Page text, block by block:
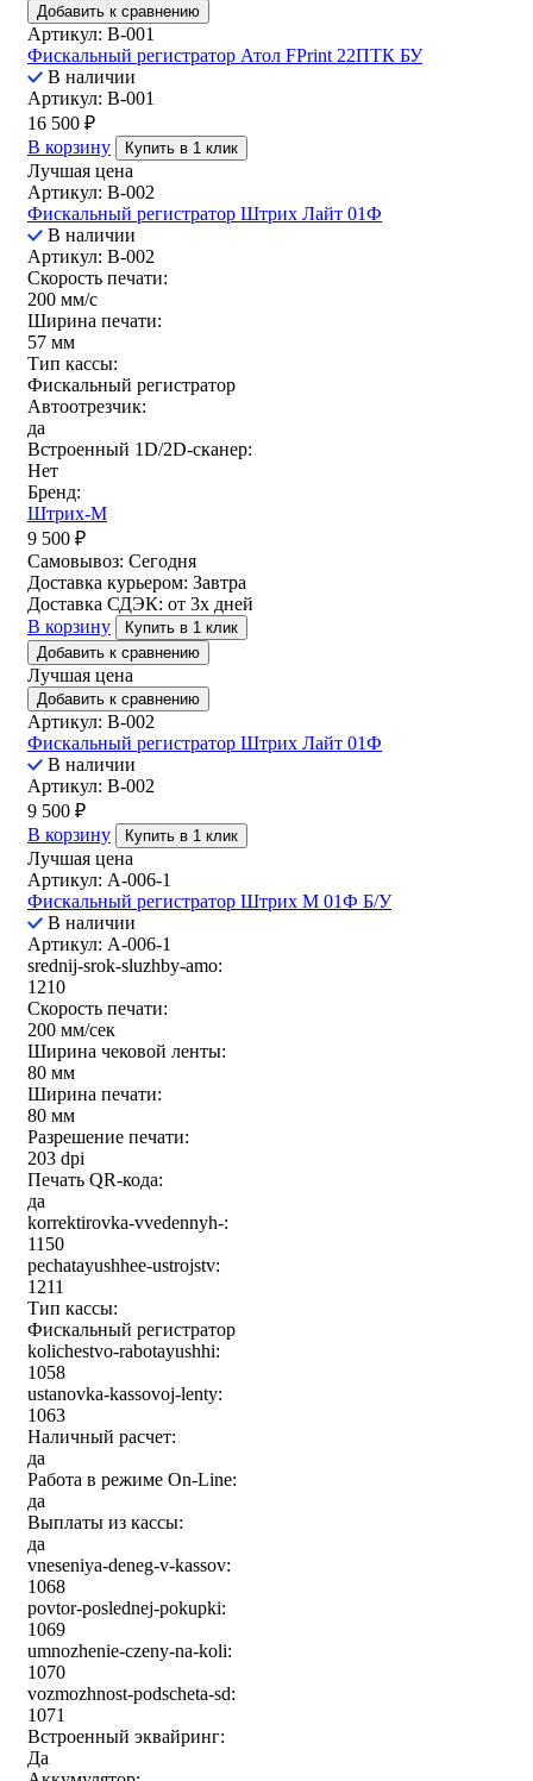
Добавить к сравнению
Артикул: B-001
Фискальный регистратор Атол FPrint 22ПТК БУ
В наличии
Артикул: B-001
16 500 ₽
В корзину
Купить в 1 клик
Лучшая цена
Артикул: B-002
Фискальный регистратор Штрих Лайт 01Ф
В наличии
Артикул: B-002
Скорость печати:
200 мм/с
Ширина печати:
57 мм
Тип кассы:
Фискальный регистратор
Автоотрезчик:
да
Встроенный 1D/2D-сканер:
Нет
Бренд:
Штрих-М
9 500 ₽
Самовывоз: Сегодня
Доставка курьером: Завтра
Доставка СДЭК: от 3х дней
В корзину
Купить в 1 клик
Добавить к сравнению
Лучшая цена
Добавить к сравнению
Артикул: B-002
Фискальный регистратор Штрих Лайт 01Ф
В наличии
Артикул: B-002
9 500 ₽
В корзину
Купить в 1 клик
Лучшая цена
Артикул: A-006-1
Фискальный регистратор Штрих М 01Ф Б/У
В наличии
Артикул: A-006-1
srednij-srok-sluzhby-amo:
1210
Скорость печати:
200 мм/сек
Ширина чековой ленты:
80 мм
Ширина печати:
80 мм
Разрешение печати:
203 dpi
Печать QR-кода:
да
korrektirovka-vvedennyh-:
1150
pechatayushhee-ustrojstv:
1211
Тип кассы:
Фискальный регистратор
kolichestvo-rabotayushhi:
1058
ustanovka-kassovoj-lenty:
1063
Наличный расчет:
да
Работа в режиме On-Line:
да
Выплаты из кассы:
да
vneseniya-deneg-v-kassov:
1068
povtor-poslednej-pokupki:
1069
umnozhenie-czeny-na-koli:
1070
vozmozhnost-podscheta-sd:
1071
Встроенный эквайринг:
Да